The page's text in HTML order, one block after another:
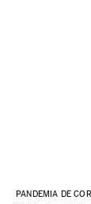
PANDEMIA DE